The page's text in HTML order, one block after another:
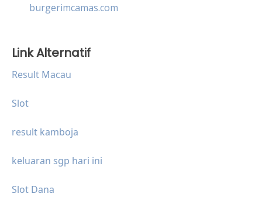
burgerimcamas.com
Link Alternatif
Result Macau
Slot
result kamboja
keluaran sgp hari ini
Slot Dana